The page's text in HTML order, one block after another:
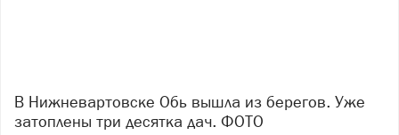
В Нижневартовске Обь вышла из берегов. Уже
затоплены три десятка дач. ФОТО